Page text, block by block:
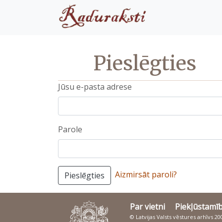
Pieslēgties
Jūsu e-pasta adrese
Parole
Pieslēgties Aizmirsāt paroli?
Par vietni
© Latvijas Valsts vēstures arhīvs